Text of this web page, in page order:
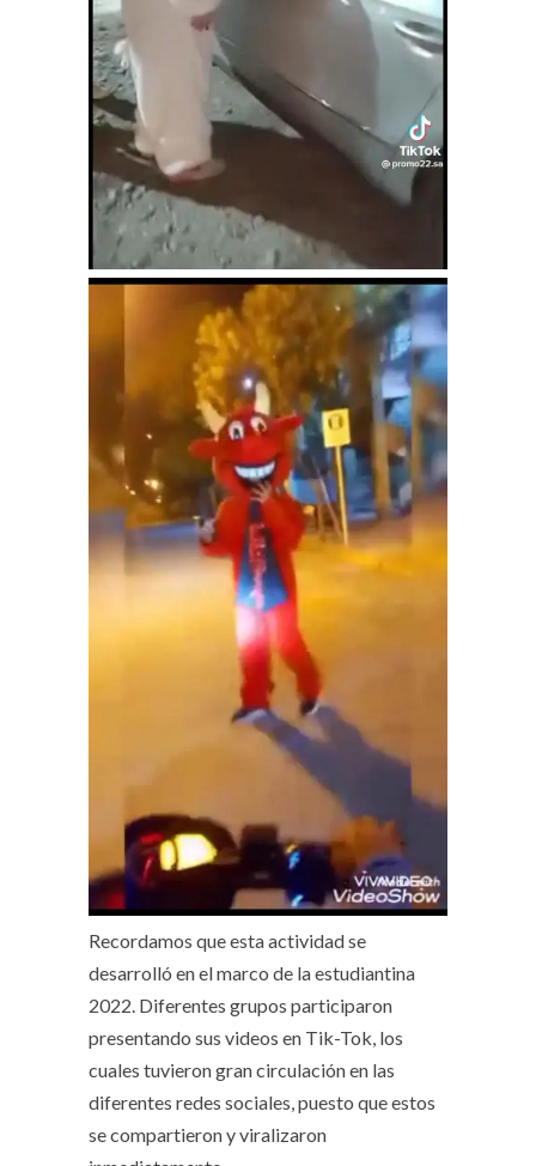
Recordamos que esta actividad se
desarrolló en el marco de la estudiantina
2022. Diferentes grupos participaron
presentando sus videos en Tik-Tok, los
cuales tuvieron gran circulación en las
diferentes redes sociales, puesto que estos
se compartieron y viralizaron